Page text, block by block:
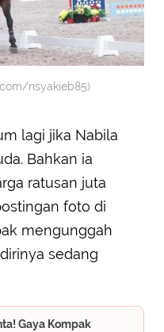
nsyakieb85)
lagi jika Nabila
Bahkan ia
ratusan juta
foto di
mengunggah
sedang
Gaya Kompak